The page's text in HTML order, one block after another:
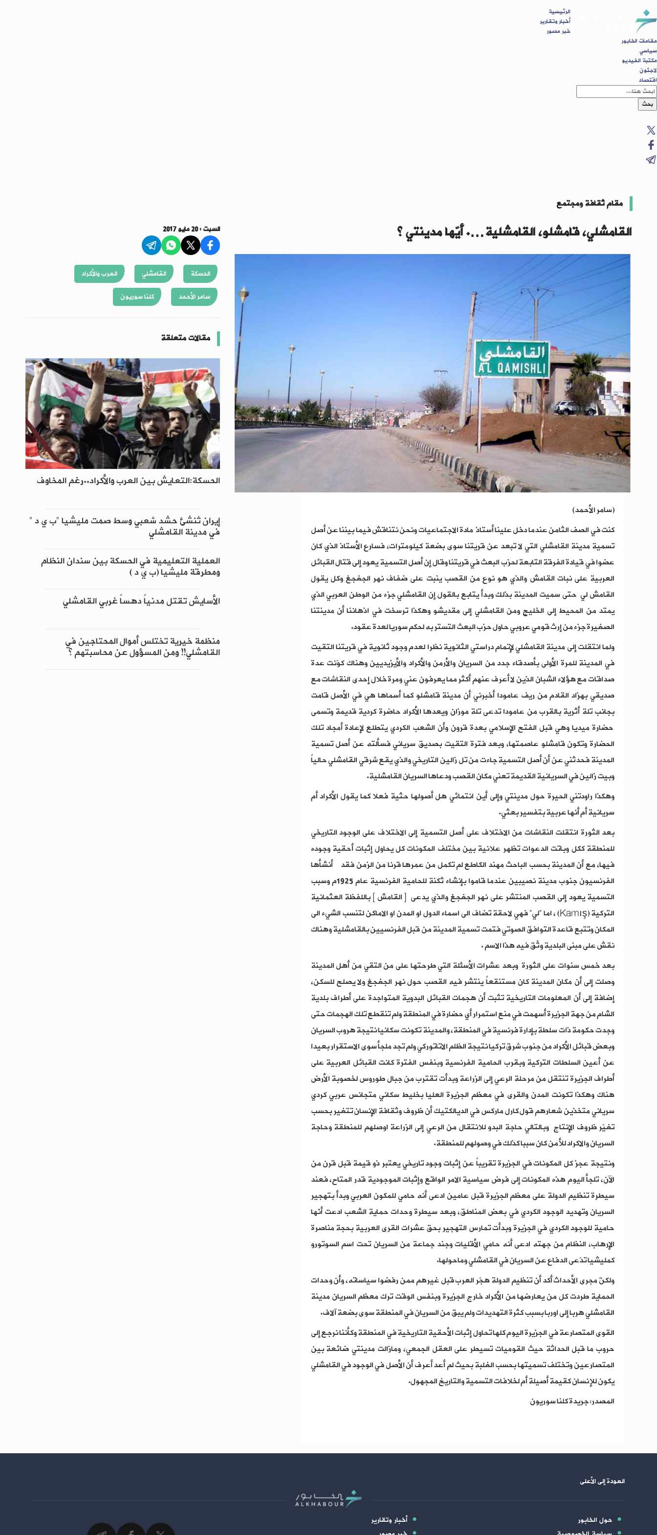
الرئيسية
أخبار وتقارير
خبر مصور
مقامات الخابور
سياسي
مكتبة الفيديو
لاجئون
اقتصاد
بحث
مقام ثقافة ومجتمع
القامشلي، قامشلو، القامشلية…. أيّها مدينتي ؟
(سامر الأحمد)
كنت في الصف الثامن عندما دخل علينا أستاذ مادة الاجتماعيات ونحن نتناقش فيما بيننا عن أصل
تسمية مدينة القامشلي التي لا تبعد عن قريتنا سوى بضعة كيلومترات، فسارع الأستاذ الذي كان
عضوا في قيادة الفرقة التابعة لحزب البعث في قريتنا وقال إن أصل التسمية يعود إلى قتال القبائل
العربية على نبات القامش والذي هو نوع من القصب ينبت على ضفاف نهر الجغجغ وكل يقول
القامش لي حتى سميت المدينة بذلك وبدأ يتابع بالقول إن القامشلي جزء من الوطن العربي الذي
يمتد من المحيط إلى الخليج ومن القامشلي إلى مقديشو وهكذا ترسخت في اذهاننا أن مدينتنا
الصغيرة جزء من إرث قومي عروبي حاول حزب البعث التستر به لحكم سوريا لعدة عقود.
ولما انتقلت إلى مدينة القامشلي لإتمام دراستي الثانوية نظرا لعدم وجود ثانوية في قريتنا التقيت
في المدينة للمرة الأولى بأصدقاء جدد من السريان والأرمن والأكراد والأيزيديين وهناك كوّنت عدة
صداقات مع هؤلاء الشبان الذين لا أعرف عنهم أكثر مما يعرفون عني ومرة خلال إحدى النقاشات مع
صديقي بهزاد القادم من ريف عامودا أخبرني أن مدينة قامشلو كما أسماها هي في الأصل قامت
بجانب تلة أثرية بالقرب من عامودا تدعى تلة موزان ويعدها الأكراد حاضرة كردية قديمة وتسمى
حضارة ميديا وهي قبل الفتح الإسلامي بعدة قرون وأن الشعب الكردي يتطلع لإعادة أمجاد تلك
الحضارة وتكون قامشلو عاصمتها، وبعد فترة التقيت بصديق سرياني فسألته عن أصل تسمية
المدينة فحدثني عن أن أصل التسمية جاءت من تل زالين التاريخي والذي يقع شرقي القامشلي حالياً
وبيت زالين في السريانية القديمة تعني مكان القصب ودعاها السريان القامشلية.
وهكذا راودتني الحيرة حول مدينتي وإلى أين انتمائي هل أصولها حثية فعلا كما يقول الأكراد أم
سريانية أم أنها عربية بتفسير بعثي.
بعد الثورة انتقلت النقاشات من الاختلاف على أصل التسمية إلى الاختلاف على الوجود التاريخي
للمنطقة ككل وباتت الدعوات تظهر علانية بين مختلف المكونات كل يحاول إثبات أحقية وجوده
فيها، مع أن المدينة بحسب الباحث مهند الكاطع لم تكمل من عمرها قرنا من الزمن فقد أنشأها
الفرنسيون جنوب مدينة نصيبين عندما قاموا بإنشاء ثكنة للحامية الفرنسية عام 1925م وسبب
التسمية يعود إلى القصب المنتشر على نهر الجغجغ والذي يدعى [ القامش ] باللفظة العثمانية
التركية (Kamış) ، اما “لي” فهي لاحقة تضاف الى اسماء الدول او المدن او الاماكن لتنسب الشيء الى
المكان وتتبع قاعدة التوافق الصوتي فتمت تسمية المدينة من قبل الفرنسيين بالقامشلية وهناك
نقش على مبنى البلدية وثّق فيه هذا الاسم .
بعد خمس سنوات على الثورة وبعد عشرات الأسئلة التي طرحتها على من التقي من أهل المدينة
وصلت إلى أن مكان المدينة كان مستنقعاً ينتشر فيه القصب حول نهر الجغجغ ولا يصلح للسكن،
إضافة إلى أن المعلومات التاريخية تثبت أن هجمات القبائل البدوية المتواجدة على أطراف بلدية
الشام من جهة الجزيرة أسهمت في منع استمرار أي حضارة في المنطقة ولم تنقطع تلك الهجمات حتى
وجدت حكومة ذات سلطة بإدارة فرنسية في المنطقة، والمدينة تكونت سكانيا نتيجة هروب السريان
وبعض قبائل الأكراد من جنوب شرق تركيا نتيجة الظلم الاتاتوركي ولم تجد ملجأ سوى الاستقرار بعيدا
عن أعين السلطات التركية وبقرب الحامية الفرنسية وبنفس الفترة كانت القبائل العربية على
أطراف الجزيرة تنتقل من مرحلة الرعي إلى الزراعة وبدأت تقترب من جبال طوروس لخصوبة الأرض
هناك وهكذا تكونت المدن والقرى في معظم الجزيرة العليا بخليط سكاني متجانس عربي كردي
سرياني متخذين شعارهم قول كارل ماركس في الديالكتيك أن ظروف وثقافة الإنسان تتغير بحسب
تغيّر ظروف الإنتاج وبالتالي حاجة البدو للانتقال من الرعي إلى الزراعة اوصلهم للمنطقة وحاجة
السريان والاكراد للأمن كان سببا كذلك في وصولهم للمنطقة.
ونتيجة عجز كل المكونات في الجزيرة تقريباً عن إثبات وجود تاريخي يعتبر ذو قيمة قبل قرن من
الآن، تلجأ اليوم هذه المكونات إلى فرض سياسية الامر الواقع وإثبات الموجودية قدر المتاح، فعند
سيطرة تنظيم الدولة على معظم الجزيرة قبل عامين ادعى أنه حامي للمكون العربي وبدأ بتهجير
السريان وتهديد الوجود الكردي في بعض المناطق، وبعد سيطرة وحدات حماية الشعب ادعت أنّها
حامية للوجود الكردي في الجزيرة وبدأت تمارس التهجير بحق عشرات القرى العربية بحجة مناصرة
الإرهاب، النظام من جهته ادعى أنه حامي الأقليات وجند جماعة من السريان تحت اسم السوتورو
كمليشيا تدّعى الدفاع عن السريان في القامشلي وماحولها.
ولكنّ مجرى الأحداث أكد أن تنظيم الدولة هجّر العرب قبل غيرهم ممن رفضوا سياساته، وأن وحدات
الحماية طردت كل من يعارضها من الأكراد خارج الجزيرة وبنفس الوقت ترك معظم السريان مدينة
القامشلي هربا إلى اوربا بسبب كثرة التهديدات ولم يبق من السريان في المنطقة سوى بضعة آلاف.
القوى المتصارعة في الجزيرة اليوم كلها تحاول إثبات الأحقية التاريخية في المنطقة وكأننا نرجع إلى
حروب ما قبل الحداثة حيث القوميات تسيطر على العقل الجمعي، ومازالت مدينتي ضائعة بين
المتصارعين وتختلف تسميتها بحسب الغلبة بحيث لم أعد أعرف أن الأصل في الوجود في القامشلي
يكون للإنسان كقيمة أصيلة أم لخلافات التسمية والتاريخ المجهول.
المصدر: جريدة كلنا سوريون
السبت : 20 مايو 2017
الحسكة القامشلي
العرب والأكراد
سامر الأحمد
كلنا سوريون
مقالات متعلقة
الحسكة:التعايش بين العرب والأكراد..رغم المخاوف
إيران تُنشئ حشد شعبي وسط صمت مليشيا "ب ي د "
في مدينة القامشلي
العملية التعليمية في الحسكة بين سندان النظام
ومطرقة مليشيا (ب ي د )
الأسايش تقتل مدنياً دهساً غربي القامشلي
منظمة خيرية تختلس أموال المحتاجين في
القامشلي!! ومن المسؤول عن محاسبتهم ؟
العودة إلى الأعلى
حول الخابور
أخبار وتقارير